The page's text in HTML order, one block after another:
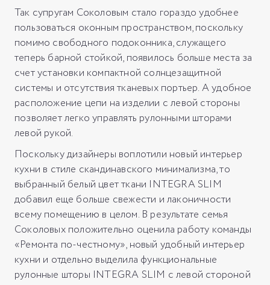
Так супругам Соколовым стало гораздо удобнее
пользоваться оконным пространством, поскольку
помимо свободного подоконника, служащего
теперь барной стойкой, появилось больше места за
счет установки компактной солнцезащитной
системы и отсутствия тканевых портьер. А удобное
расположение цепи на изделии с левой стороны
позволяет легко управлять рулонными шторами
левой рукой.
Поскольку дизайнеры воплотили новый интерьер
кухни в стиле скандинавского минимализма, то
выбранный белый цвет ткани INTEGRA SLIM
добавил еще больше свежести и лаконичности
всему помещению в целом. В результате семья
Соколовых положительно оценила работу команды
«Ремонта по-честному», новый удобный интерьер
кухни и отдельно выделила функциональные
рулонные шторы INTEGRA SLIM с левой стороной